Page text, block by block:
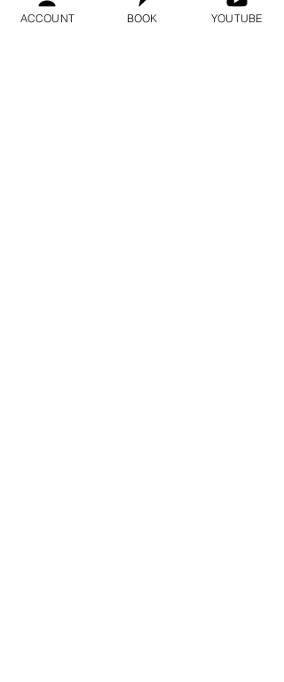
ACCOUNT BOOK YOUTUBE